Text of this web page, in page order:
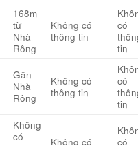
168m
từ
Nhà
Rông
Không có
thông tin
có
tin
Gần
Nhà
Rông
Không có
thông tin
có
tin
Không
có
Không có
có